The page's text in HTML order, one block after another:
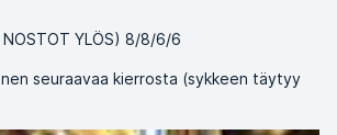
NOSTOT YLÖS) 8/8/6/6
seuraavaa kierrosta (sykkeen täytyy